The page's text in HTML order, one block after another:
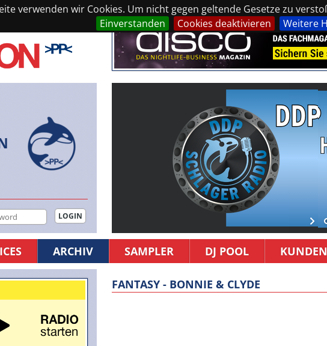
verwenden wir Cookies. Um nicht gegen geltende Gesetze zu
Einverstanden
Cookies deaktivieren Weitere
ARCHIV SAMPLER DJ POOL KUNDEN
FANTASY - BONNIE & CLYDE